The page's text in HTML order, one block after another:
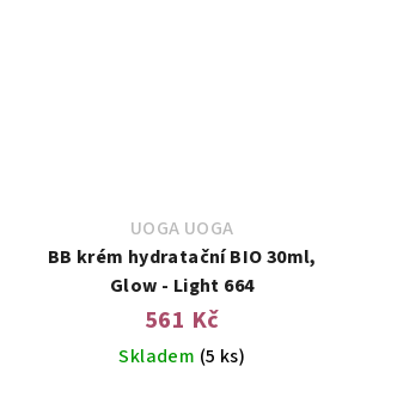
UOGA UOGA
BB krém hydratační BIO 30ml,
Glow - Light 664
561 Kč
Skladem (5 ks)